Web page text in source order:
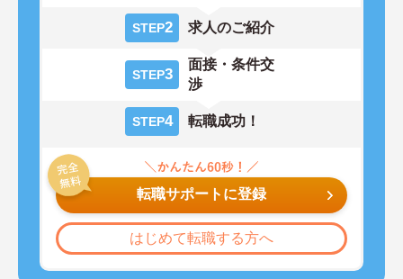
STEP2 求人のご紹介
STEP3
面接・条件交
渉
STEP4 転職成功！
転職サポートに登録
はじめて転職する方へ